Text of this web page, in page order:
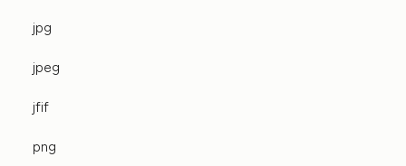
jpg
jpeg
jfif
png